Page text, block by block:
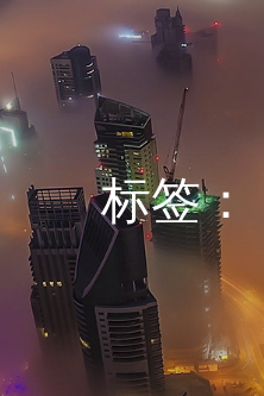
标签：